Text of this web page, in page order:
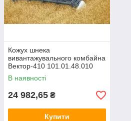
Кожух шнека
вивантажувального комбайна
Вектор-410 101.01.48.010
Україна
В наявності
24 982,65 ₴
Купити